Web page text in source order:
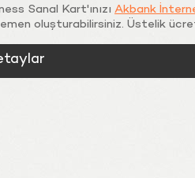
Sanal Kart'ınızı Akbank
oluşturabilirsiniz. Üstelik